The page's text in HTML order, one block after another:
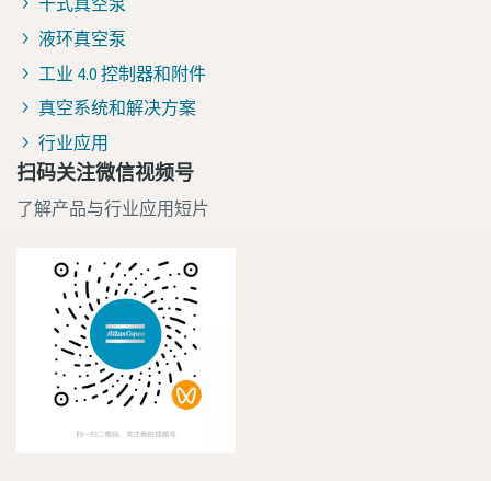
液环真空泵
工业 4.0 控制器和附件
真空系统和解决方案
行业应用
扫码关注微信视频号
了解产品与行业应用短片